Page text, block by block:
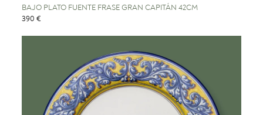
BAJO PLATO FUENTE FRASE GRAN CAPITÁN 42CM
390 €